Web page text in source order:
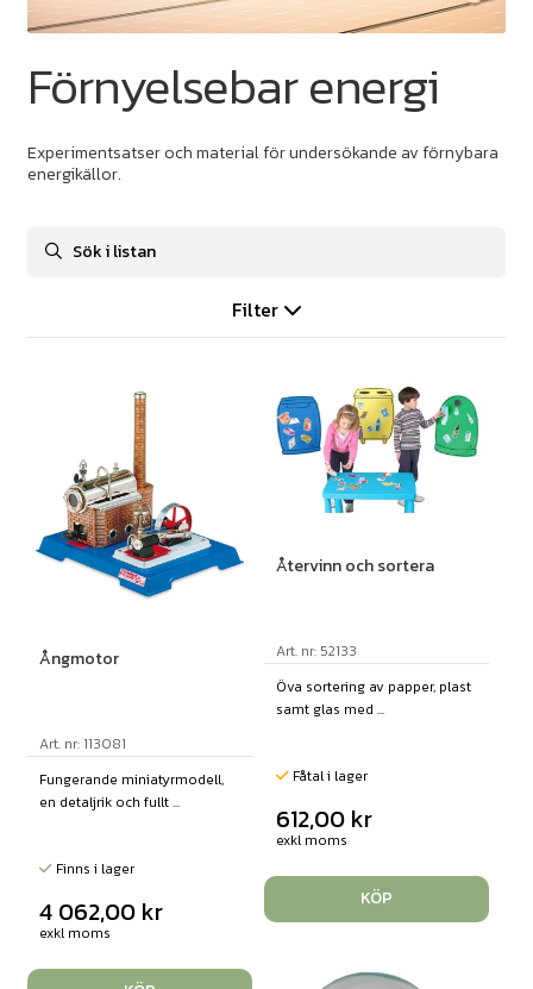
Förnyelsebar energi
Experimentsatser och material för undersökande av förnybara
energikällor.
Filter
Ångmotor
Art. nr: 113081
Fungerande miniatyrmodell,
en detaljrik och fullt ...
Finns i lager
4 062,00 kr
exkl moms
Återvinn och sortera
Art. nr: 52133
Öva sortering av papper, plast
samt glas med ...
Fåtal i lager
612,00 kr
exkl moms
KÖP